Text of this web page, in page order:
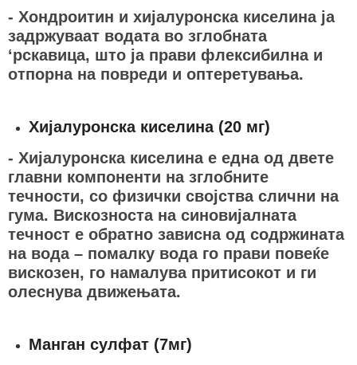
- Хондроитин и хијалуронска киселина ја
задржуваат водата во зглобната
‘рскавица, што ја прави флексибилна и
отпорна на повреди и оптеретувања.
Хијалуронска киселина (20 мг)
- Хијалуронска киселина е една од двете
главни компоненти на зглобните
течности, со физички својства слични на
гума. Вискозноста на синовијалната
течност е обратно зависна од содржината
на вода – помалку вода го прави повеќе
вискозен, го намалува притисокот и ги
олеснува движењата.
Манган сулфат (7мг)